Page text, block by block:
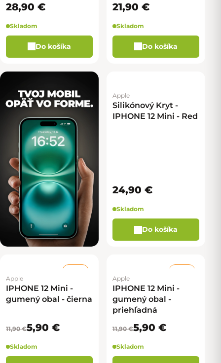
28,90 €
Skladom
Do košíka
21,90 €
Skladom
Do košíka
Apple
Silikónový Kryt -
IPHONE 12 Mini - Red
24,90 €
Skladom
Do košíka
Apple
IPHONE 12 Mini -
gumený obal - čierna
11,90 €5,90 €
Skladom
Apple
IPHONE 12 Mini -
gumený obal -
priehľadná
11,90 €5,90 €
Skladom